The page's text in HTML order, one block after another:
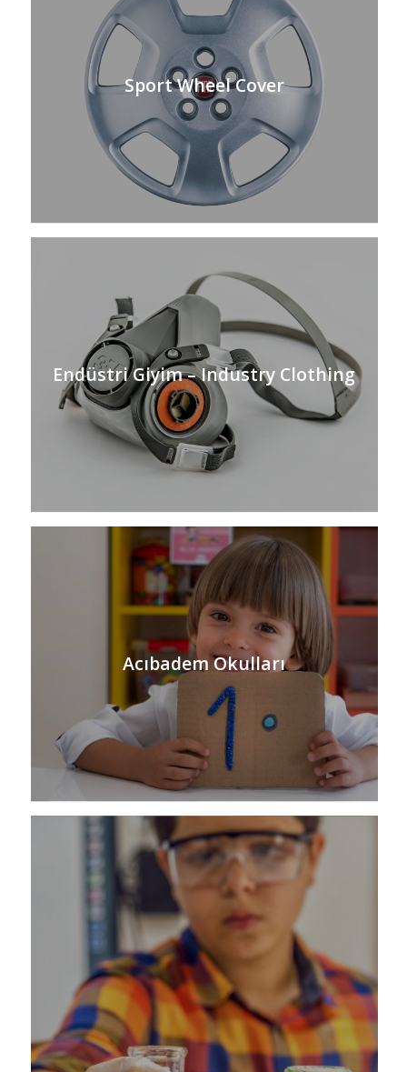
Sport Wheel Cover
Endüstri Giyim – Industry Clothing
Acıbadem Okulları